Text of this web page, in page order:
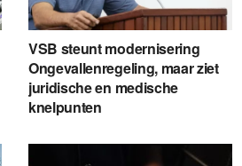
VSB steunt modernisering
Ongevallenregeling, maar ziet
juridische en medische
knelpunten